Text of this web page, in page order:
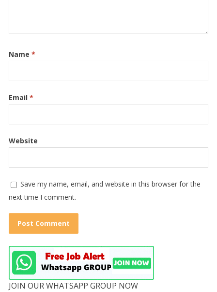
Name *
Email *
Website
Save my name, email, and website in this browser for the
next time I comment.
JOIN OUR WHATSAPP GROUP NOW